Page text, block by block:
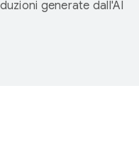
generate dall'AI